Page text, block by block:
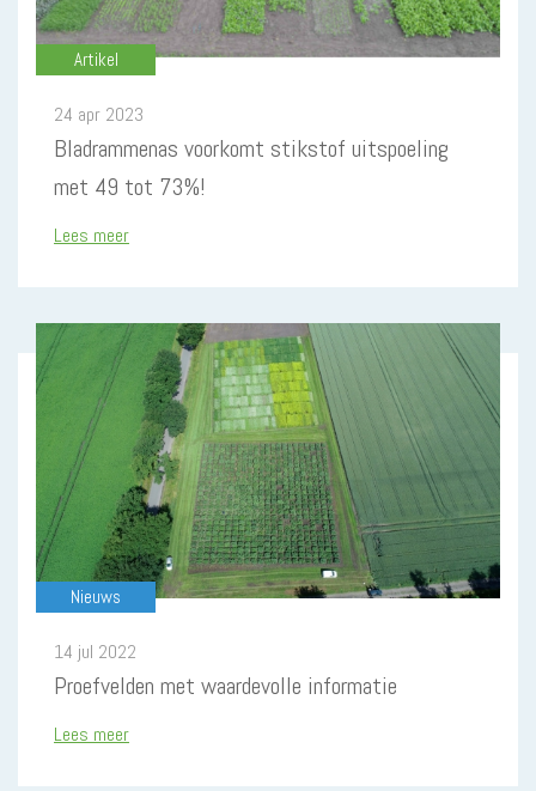
Artikel
24 apr 2023
Bladrammenas voorkomt stikstof uitspoeling
met 49 tot 73%!
Lees meer
Nieuws
14 jul 2022
Proefvelden met waardevolle informatie
Lees meer